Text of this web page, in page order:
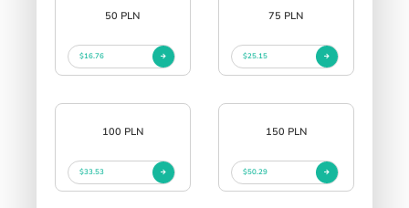
50 PLN
$16.76
75 PLN
$25.15
100 PLN
$33.53
150 PLN
$50.29